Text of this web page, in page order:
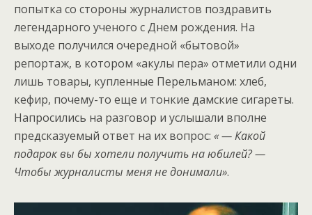
попытка со стороны журналистов поздравить
легендарного ученого с Днем рождения. На
выходе получился очередной «бытовой»
репортаж, в котором «акулы пера» отметили одни
лишь товары, купленные Перельманом: хлеб,
кефир, почему-то еще и тонкие дамские сигареты.
Напросились на разговор и услышали вполне
предсказуемый ответ на их вопрос: « — Какой
подарок вы бы хотели получить на юбилей? —
Чтобы журналисты меня не донимали».